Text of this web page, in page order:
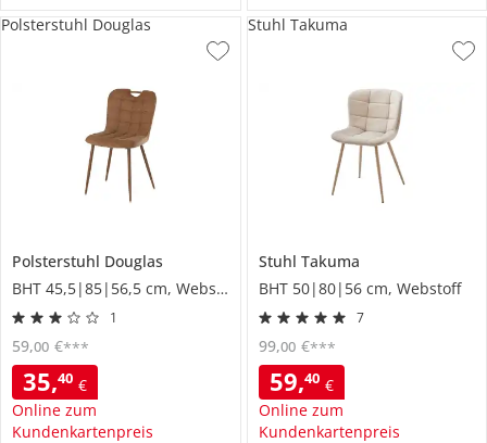
Polsterstuhl Douglas
BHT 45,5|85|56,5 cm, Webstoff
1
35,40 €
Online zum
Kundenkartenpreis
59,00 €***
Polsterstuhl Douglas
Stuhl Takuma
BHT 50|80|56 cm, Webstoff
7
59,40 €
Online zum
Kundenkartenpreis
99,00 €***
Stuhl Takuma